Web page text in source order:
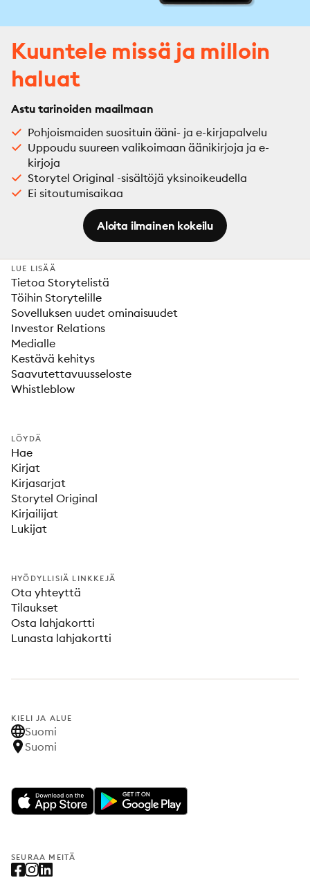
Kuuntele missä ja milloin
haluat
Astu tarinoiden maailmaan
Pohjoismaiden suosituin ääni- ja e-kirjapalvelu
Uppoudu suureen valikoimaan äänikirjoja ja e-
kirjoja
Storytel Original -sisältöjä yksinoikeudella
Ei sitoutumisaikaa
Aloita ilmainen kokeilu
LUE LISÄÄ
Tietoa Storytelistä
Töihin Storytelille
Sovelluksen uudet ominaisuudet
Investor Relations
Medialle
Kestävä kehitys
Saavutettavuusseloste
Whistleblow
LÖYDÄ
Hae
Kirjat
Kirjasarjat
Storytel Original
Kirjailijat
Lukijat
HYÖDYLLISIÄ LINKKEJÄ
Ota yhteyttä
Tilaukset
Osta lahjakortti
Lunasta lahjakortti
KIELI JA ALUE
Suomi
Suomi
SEURAA MEITÄ